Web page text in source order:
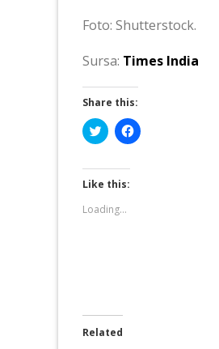
Foto: Shutterstock.
Sursa: Times India
Share this:
Click
to
Twitter
(Opens
in
new
window)
Click
to
Like this:
Loading...
Related